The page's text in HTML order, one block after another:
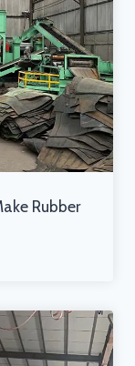
Rubber